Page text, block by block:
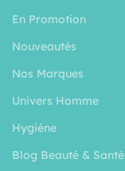
En Promotion
Nouveautés
Nos Marques
Univers Homme
Hygiéne
Blog Beauté & Santé